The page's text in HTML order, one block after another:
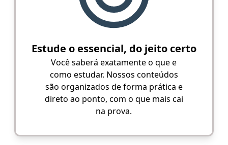
Estude o essencial, do jeito certo
Você saberá exatamente o que e
como estudar. Nossos conteúdos
são organizados de forma prática e
direto ao ponto, com o que mais cai
na prova.